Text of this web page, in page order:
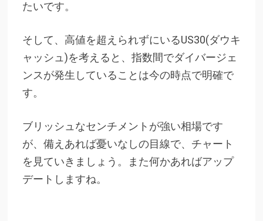
たいです。
そして、高値を超えられずにいるUS30(ダウキ
ャッシュ)を考えると、指数間でダイバージェ
ンスが発生していることは今の時点で明確で
す。
ブリッシュなセンチメントが強い相場です
が、備えあれば憂いなしの目線で、チャート
を見ていきましょう。また何かあればアップ
デートしますね。